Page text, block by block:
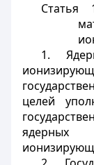
Статья
1.
целей
ядерных